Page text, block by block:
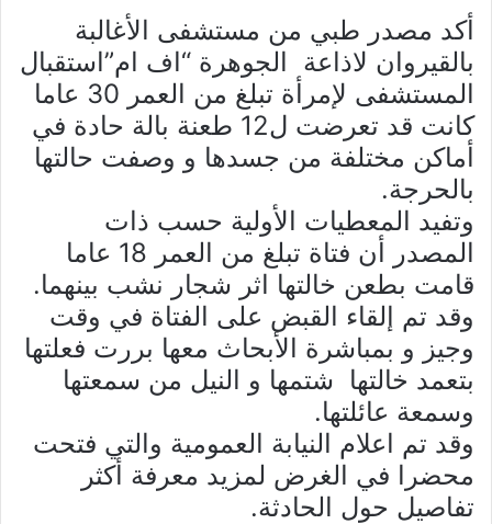
أكد مصدر طبي من مستشفى الأغالبة
بالقيروان لاذاعة الجوهرة “اف ام”استقبال
المستشفى لإمرأة تبلغ من العمر 30 عاما
كانت قد تعرضت ل12 طعنة بالة حادة في
أماكن مختلفة من جسدها و وصفت حالتها
بالحرجة.
وتفيد المعطيات الأولية حسب ذات
المصدر أن فتاة تبلغ من العمر 18 عاما
قامت بطعن خالتها اثر شجار نشب بينهما.
وقد تم إلقاء القبض على الفتاة في وقت
وجيز و بمباشرة الأبحاث معها بررت فعلتها
بتعمد خالتها شتمها و النيل من سمعتها
وسمعة عائلتها.
وقد تم اعلام النيابة العمومية والتي فتحت
محضرا في الغرض لمزيد معرفة أكثر
تفاصيل حول الحادثة.